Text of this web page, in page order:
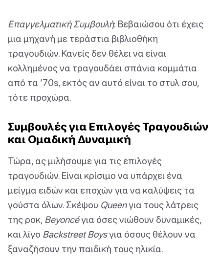
Επαγγελματική Συμβουλή: Βεβαιώσου ότι έχεις
μια μηχανή με τεράστια βιβλιοθήκη
τραγουδιών. Κανείς δεν θέλει να είναι
κολλημένος να τραγουδάει σπάνια κομμάτια
από τα ’70s, εκτός αν αυτό είναι το στυλ σου,
τότε προχώρα.
Συμβουλές για Επιλογές Τραγουδιών
και Ομαδική Δυναμική
Τώρα, ας μιλήσουμε για τις επιλογές
τραγουδιών. Είναι κρίσιμο να υπάρχει ένα
μείγμα ειδών και εποχών για να καλύψεις τα
γούστα όλων. Σκέψου Queenγια τους λάτρεις
της ροκ, Beyoncéγια όσες νιώθουν δυναμικές,
και λίγο Backstreet Boysγια όσους θέλουν να
ξαναζήσουν την παιδική τους ηλικία.